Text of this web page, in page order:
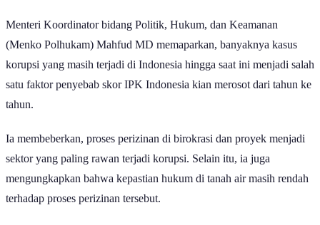
Menteri Koordinator bidang Politik, Hukum, dan Keamanan
(Menko Polhukam) Mahfud MD memaparkan, banyaknya kasus
korupsi yang masih terjadi di Indonesia hingga saat ini menjadi salah
satu faktor penyebab skor IPK Indonesia kian merosot dari tahun ke
tahun.
Ia membeberkan, proses perizinan di birokrasi dan proyek menjadi
sektor yang paling rawan terjadi korupsi. Selain itu, ia juga
mengungkapkan bahwa kepastian hukum di tanah air masih rendah
terhadap proses perizinan tersebut.